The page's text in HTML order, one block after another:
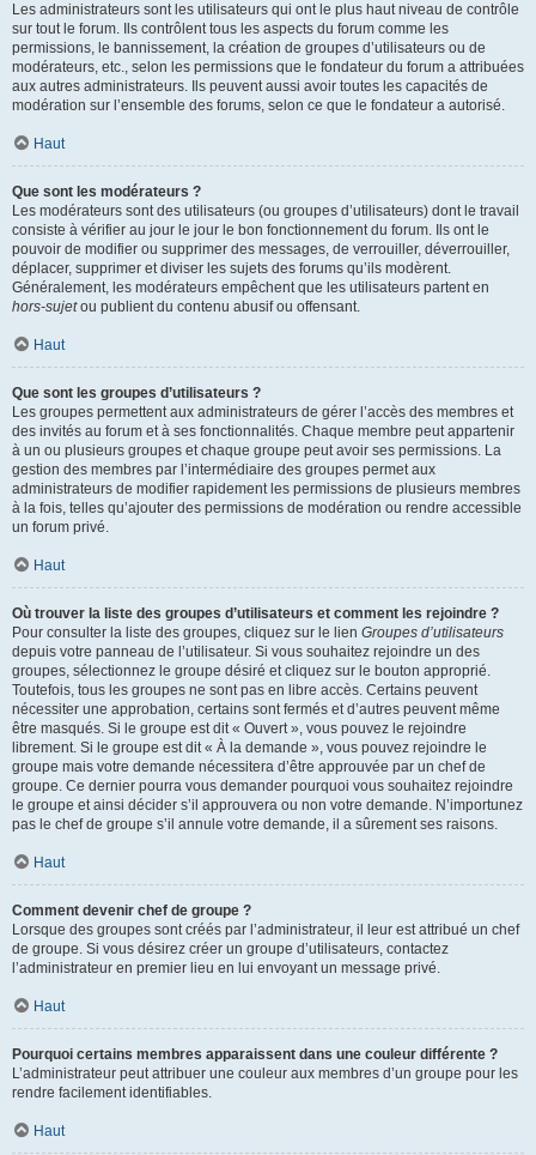
Les administrateurs sont les utilisateurs qui ont le plus haut niveau de contrôle
sur tout le forum. Ils contrôlent tous les aspects du forum comme les
permissions, le bannissement, la création de groupes d’utilisateurs ou de
modérateurs, etc., selon les permissions que le fondateur du forum a attribuées
aux autres administrateurs. Ils peuvent aussi avoir toutes les capacités de
modération sur l’ensemble des forums, selon ce que le fondateur a autorisé.
Haut
Que sont les modérateurs ?
Les modérateurs sont des utilisateurs (ou groupes d’utilisateurs) dont le travail
consiste à vérifier au jour le jour le bon fonctionnement du forum. Ils ont le
pouvoir de modifier ou supprimer des messages, de verrouiller, déverrouiller,
déplacer, supprimer et diviser les sujets des forums qu’ils modèrent.
Généralement, les modérateurs empêchent que les utilisateurs partent en
hors-sujetou publient du contenu abusif ou offensant.
Haut
Que sont les groupes d’utilisateurs ?
Les groupes permettent aux administrateurs de gérer l’accès des membres et
des invités au forum et à ses fonctionnalités. Chaque membre peut appartenir
à un ou plusieurs groupes et chaque groupe peut avoir ses permissions. La
gestion des membres par l’intermédiaire des groupes permet aux
administrateurs de modifier rapidement les permissions de plusieurs membres
à la fois, telles qu’ajouter des permissions de modération ou rendre accessible
un forum privé.
Haut
Où trouver la liste des groupes d’utilisateurs et comment les rejoindre ?
Pour consulter la liste des groupes, cliquez sur le lien Groupes d’utilisateurs
depuis votre panneau de l’utilisateur. Si vous souhaitez rejoindre un des
groupes, sélectionnez le groupe désiré et cliquez sur le bouton approprié.
Toutefois, tous les groupes ne sont pas en libre accès. Certains peuvent
nécessiter une approbation, certains sont fermés et d’autres peuvent même
être masqués. Si le groupe est dit « Ouvert », vous pouvez le rejoindre
librement. Si le groupe est dit « À la demande », vous pouvez rejoindre le
groupe mais votre demande nécessitera d’être approuvée par un chef de
groupe. Ce dernier pourra vous demander pourquoi vous souhaitez rejoindre
le groupe et ainsi décider s’il approuvera ou non votre demande. N’importunez
pas le chef de groupe s’il annule votre demande, il a sûrement ses raisons.
Haut
Comment devenir chef de groupe ?
Lorsque des groupes sont créés par l’administrateur, il leur est attribué un chef
de groupe. Si vous désirez créer un groupe d’utilisateurs, contactez
l’administrateur en premier lieu en lui envoyant un message privé.
Haut
Pourquoi certains membres apparaissent dans une couleur différente ?
L’administrateur peut attribuer une couleur aux membres d’un groupe pour les
rendre facilement identifiables.
Haut